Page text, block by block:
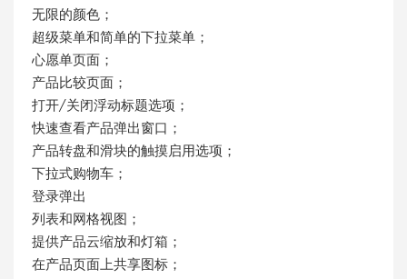
无限的颜色；
超级菜单和简单的下拉菜单；
心愿单页面；
产品比较页面；
打开/关闭浮动标题选项；
快速查看产品弹出窗口；
产品转盘和滑块的触摸启用选项；
下拉式购物车；
登录弹出
列表和网格视图；
提供产品云缩放和灯箱；
在产品页面上共享图标；